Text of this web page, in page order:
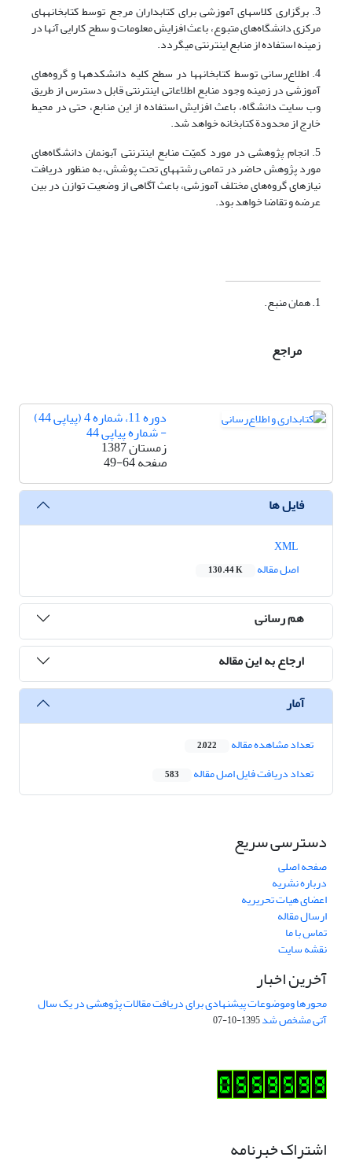
3. برگزاری کلاسهای آموزشی برای کتابداران مرجع توسط کتابخانه­های
مرکزی دانشگاه‌های متبوع، باعث افزایش معلومات و سطح کارایی آنها در
زمینه استفاده از منابع اینترنتی می­گردد.
4. اطلاع‌رسانی توسط کتابخانه­ها در سطح کلیه دانشکده­ها و گروه‌های
آموزشی در زمینه وجود منابع اطلاعاتی اینترنتی قابل دسترس از طریق
وب سایت دانشگاه، باعث افزایش استفاده از این منابع، حتی در محیط
خارج از محدودة کتابخانه خواهد شد.
5. انجام پژوهشی در مورد کمیّت منابع اینترنتی آبونمان دانشگاه‌های
مورد پژوهش حاضر در تمامی رشته­های تحت پوشش، به منظور دریافت
نیازهای گروه‌های مختلف آموزشی، باعث آگاهی از وضعیت توازن در بین
عرضه و تقاضا خواهد بود.
1. همان منبع.
مراجع
دوره 11، شماره 4 (پیاپی 44)
- شماره پیاپی 44
زمستان 1387
صفحه49-64
فایل ها
اصل مقاله
130.44 K
هم رسانی
ارجاع به این مقاله
آمار
تعداد مشاهده مقاله 2,022
تعداد دریافت فایل اصل مقاله 583
دسترسی سریع
صفحه اصلی
درباره نشریه
اعضای هیات تحریریه
ارسال مقاله
تماس با ما
نقشه سایت
آخرین اخبار
محورها وموضوعات پیشنهادی برای دریافت مقالات پژوهشی در یک سال
آتی مشخص شد1395-10-07
اشتراک خبرنامه